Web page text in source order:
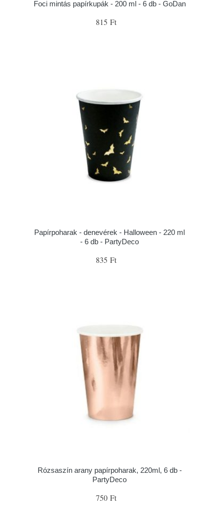
Foci mintás papírkupák - 200 ml - 6 db - GoDan
815 Ft
Papírpoharak - denevérek - Halloween - 220 ml
- 6 db - PartyDeco
835 Ft
Rózsaszín arany papírpoharak, 220ml, 6 db -
PartyDeco
750 Ft